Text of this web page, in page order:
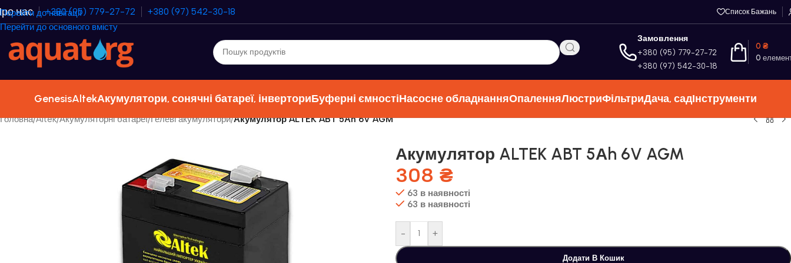
Перейти до навігації
Перейти до основного вмісту
нас +380 (95) 779-27-72 +380 (97) 542-30-18 Список Бажань
Замовлення
+380 (95) 779-27-72
+380 (97) 542-30-18
0
0 ₴
GenesisAltekАкумулятори, сонячні батареї, інверториБуферні ємностіНасосне обладнанняОпаленняЛюстриФільтриДача, садІнструменти
Головна/Altek/Акумуляторні батареї/Гелеві акумулятори/Акумулятор ALTEK ABT 5Аh 6V AGM
Акумулятор ALTEK ABT 5Аh 6V AGM
308 ₴
63 в наявності
63 в наявності
- +
Додати В Кошик